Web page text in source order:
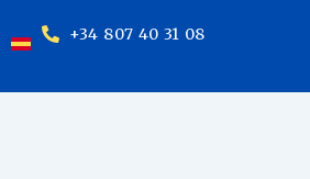
+34 807 40 31 08